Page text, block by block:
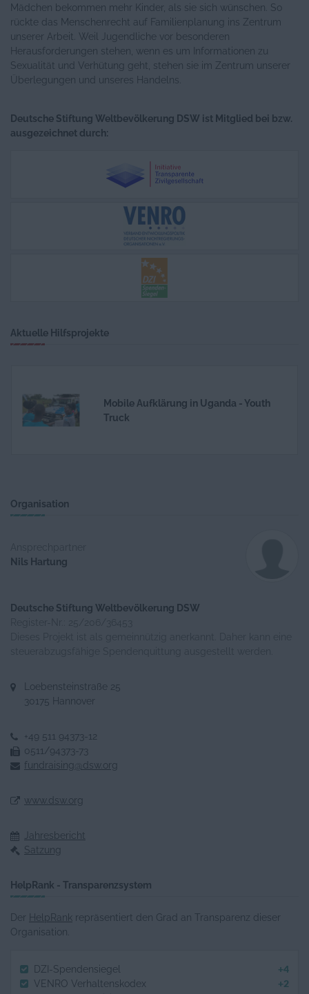
Mädchen bekommen mehr Kinder, als sie sich wünschen. So
rückte das Menschenrecht auf Familienplanung ins Zentrum
unserer Arbeit. Weil Jugendliche vor besonderen
Herausforderungen stehen, wenn es um Informationen zu
Sexualität und Verhütung geht, stehen sie im Zentrum unserer
Überlegungen und unseres Handelns.
Deutsche Stiftung Weltbevölkerung DSW ist Mitglied bei bzw.
ausgezeichnet durch:
Aktuelle Hilfsprojekte
Mobile Aufklärung in Uganda - Youth
Truck
Organisation
Nils Hartung
Deutsche Stiftung Weltbevölkerung DSW
Loebensteinstraße 25
30175 Hannover
+49 511 94373-12
0511/94373-73
fundraising@dsw.org
www.dsw.org
Jahresbericht
Satzung
HelpRank - Transparenzsystem
Der HelpRank repräsentiert den Grad an Transparenz dieser
Organisation.
DZI-Spendensiegel +4
VENRO Verhaltenskodex +2